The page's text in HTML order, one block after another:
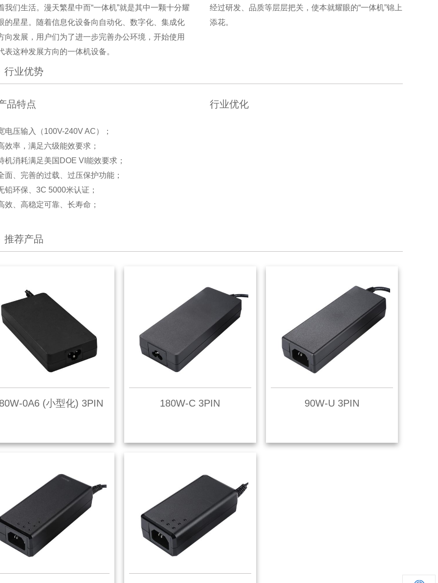
我们生活。漫天繁星中而“一体机”就是其中一颗十分耀
的星星。随着信息化设备向自动化、数字化、集成化
向发展，用户们为了进一步完善办公环境，开始使用
表这种发展方向的一体机设备。
经过研发、品质等层层把关，使本就耀眼的“一体机”锦上
添花。
行业优势
品特点
电压输入（100V-240V AC）；
效率，满足六级能效要求；
机消耗满足美国DOE VI能效要求；
面、完善的过载、过压保护功能；
铅环保、3C 5000米认证；
效、高稳定可靠、长寿命；
行业优化
推荐产品
0A6 (小型化) 3PIN 180W-C 3PIN 90W-U 3PIN